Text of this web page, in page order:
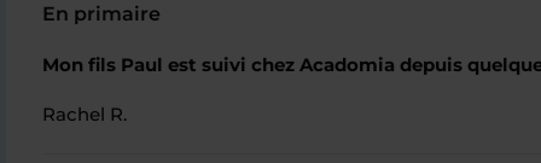
En primaire
Mon fils Paul est suivi chez Acadomia depuis
Rachel R.